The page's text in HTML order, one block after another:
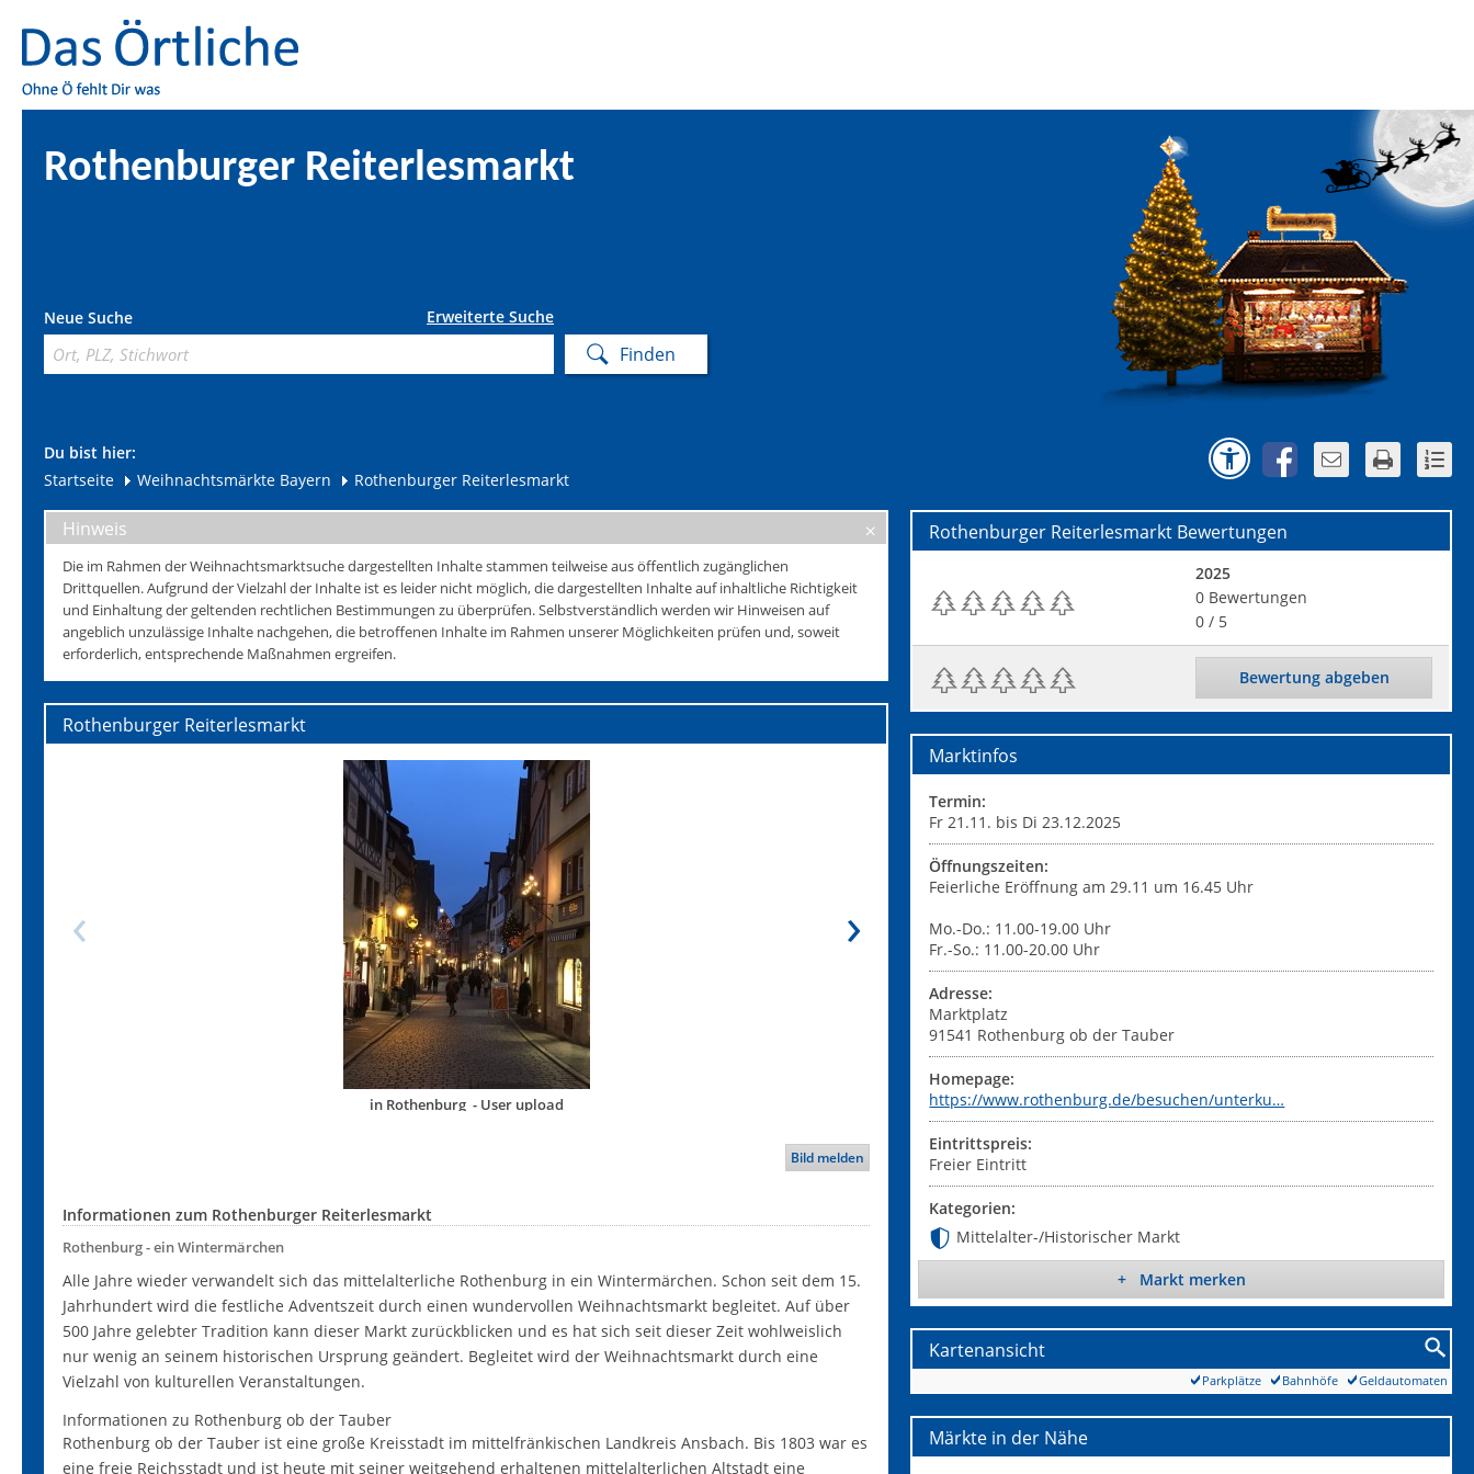
Rothenburger Reiterlesmarkt
Neue Suche Erweiterte Suche
Du bist hier:
Startseite
Weihnachtsmärkte Bayern Rothenburger Reiterlesmarkt
Hinweis
Die im Rahmen der Weihnachtsmarktsuche dargestellten Inhalte stammen teilweise aus öffentlich zugänglichen
Drittquellen. Aufgrund der Vielzahl der Inhalte ist es leider nicht möglich, die dargestellten Inhalte auf inhaltliche Richtigkeit
und Einhaltung der geltenden rechtlichen Bestimmungen zu überprüfen. Selbstverständlich werden wir Hinweisen auf
angeblich unzulässige Inhalte nachgehen, die betroffenen Inhalte im Rahmen unserer Möglichkeiten prüfen und, soweit
erforderlich, entsprechende Maßnahmen ergreifen.
Rothenburger Reiterlesmarkt
in Rothenburg - User upload der Reichsküchenmeister - User upload
Bild melden
Informationen zum Rothenburger Reiterlesmarkt
Rothenburg - ein Wintermärchen
Alle Jahre wieder verwandelt sich das mittelalterliche Rothenburg in ein Wintermärchen. Schon seit dem 15.
Jahrhundert wird die festliche Adventszeit durch einen wundervollen Weihnachtsmarkt begleitet. Auf über
500 Jahre gelebter Tradition kann dieser Markt zurückblicken und es hat sich seit dieser Zeit wohlweislich
nur wenig an seinem historischen Ursprung geändert. Begleitet wird der Weihnachtsmarkt durch eine
Vielzahl von kulturellen Veranstaltungen.
Informationen zu Rothenburg ob der Tauber
Rothenburg ob der Tauber ist eine große Kreisstadt im mittelfränkischen Landkreis Ansbach. Bis 1803 war es
eine freie Reichsstadt und ist heute mit seiner weitgehend erhaltenen mittelalterlichen Altstadt eine
Rothenburger Reiterlesmarkt Bewertungen
2025
0 Bewertungen
0 / 5
Bewertung abgeben
Marktinfos
Termin:
Fr 21.11. bis Di 23.12.2025
Öffnungszeiten:
Feierliche Eröffnung am 29.11 um 16.45 Uhr
Mo.-Do.: 11.00-19.00 Uhr
Fr.-So.: 11.00-20.00 Uhr
Adresse:
Marktplatz
91541 Rothenburg ob der Tauber
Homepage:
https://www.rothenburg.de/besuchen/unterku…
Eintrittspreis:
Freier Eintritt
Kategorien:
Mittelalter-/Historischer Markt
+ Markt merken
Kartenansicht
Geldautomaten
Bahnhöfe
Parkplätze
Märkte in der Nähe